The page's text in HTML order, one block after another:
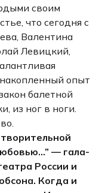
своим
что сегодня с
Валентина
Левицкий,
опыт
балетной
из ног в ноги.
— гала-
России и
Когда и